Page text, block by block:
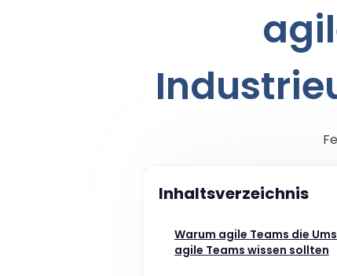
Inhaltsverzeichnis
Warum agile Teams die
agile Teams wissen sollten